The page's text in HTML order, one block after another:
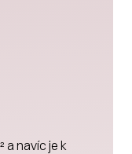
a navíc je k